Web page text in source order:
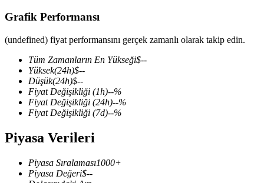
COIN-M Vadeli İşlemleri
Kripto Para Vadeli İşlemleri
Grafik Performansı
(undefined) fiyat performansını gerçek zamanlı olarak takip edin.
Tüm Zamanların En Yükseği$--
Yüksek(24h)$--
Düşük(24h)$--
Fiyat Değişikliği (1h)--%
Fiyat Değişikliği (24h)--%
Fiyat Değişikliği (7d)--%
Piyasa Verileri
Piyasa Sıralaması1000+
Piyasa Değeri$--